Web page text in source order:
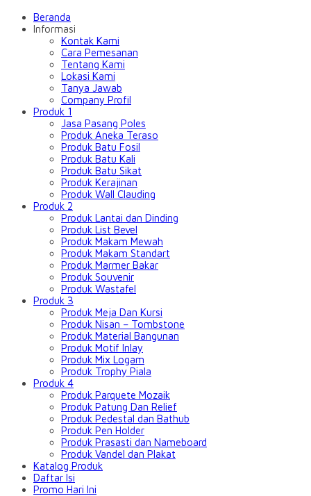
Beranda
Informasi
Kontak Kami
Cara Pemesanan
Tentang Kami
Lokasi Kami
Tanya Jawab
Company Profil
Produk 1
Jasa Pasang Poles
Produk Aneka Teraso
Produk Batu Fosil
Produk Batu Kali
Produk Batu Sikat
Produk Kerajinan
Produk Wall Clauding
Produk 2
Produk Lantai dan Dinding
Produk List Bevel
Produk Makam Mewah
Produk Makam Standart
Produk Marmer Bakar
Produk Souvenir
Produk Wastafel
Produk 3
Produk Meja Dan Kursi
Produk Nisan – Tombstone
Produk Material Bangunan
Produk Motif Inlay
Produk Mix Logam
Produk Trophy Piala
Produk 4
Produk Parquete Mozaik
Produk Patung Dan Relief
Produk Pedestal dan Bathub
Produk Pen Holder
Produk Prasasti dan Nameboard
Produk Vandel dan Plakat
Katalog Produk
Daftar Isi
Promo Hari Ini